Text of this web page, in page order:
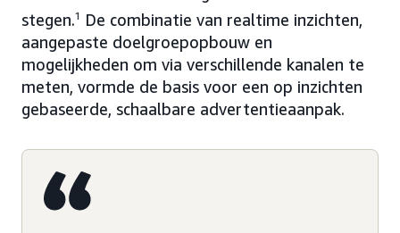
stegen.1
De combinatie van realtime inzichten,
aangepaste doelgroepopbouw en
mogelijkheden om via verschillende kanalen te
meten, vormde de basis voor een op inzichten
gebaseerde, schaalbare advertentieaanpak.